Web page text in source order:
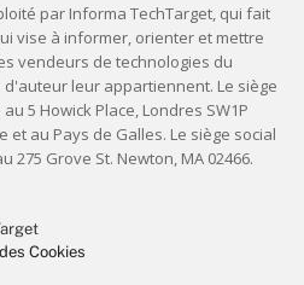
Cookies